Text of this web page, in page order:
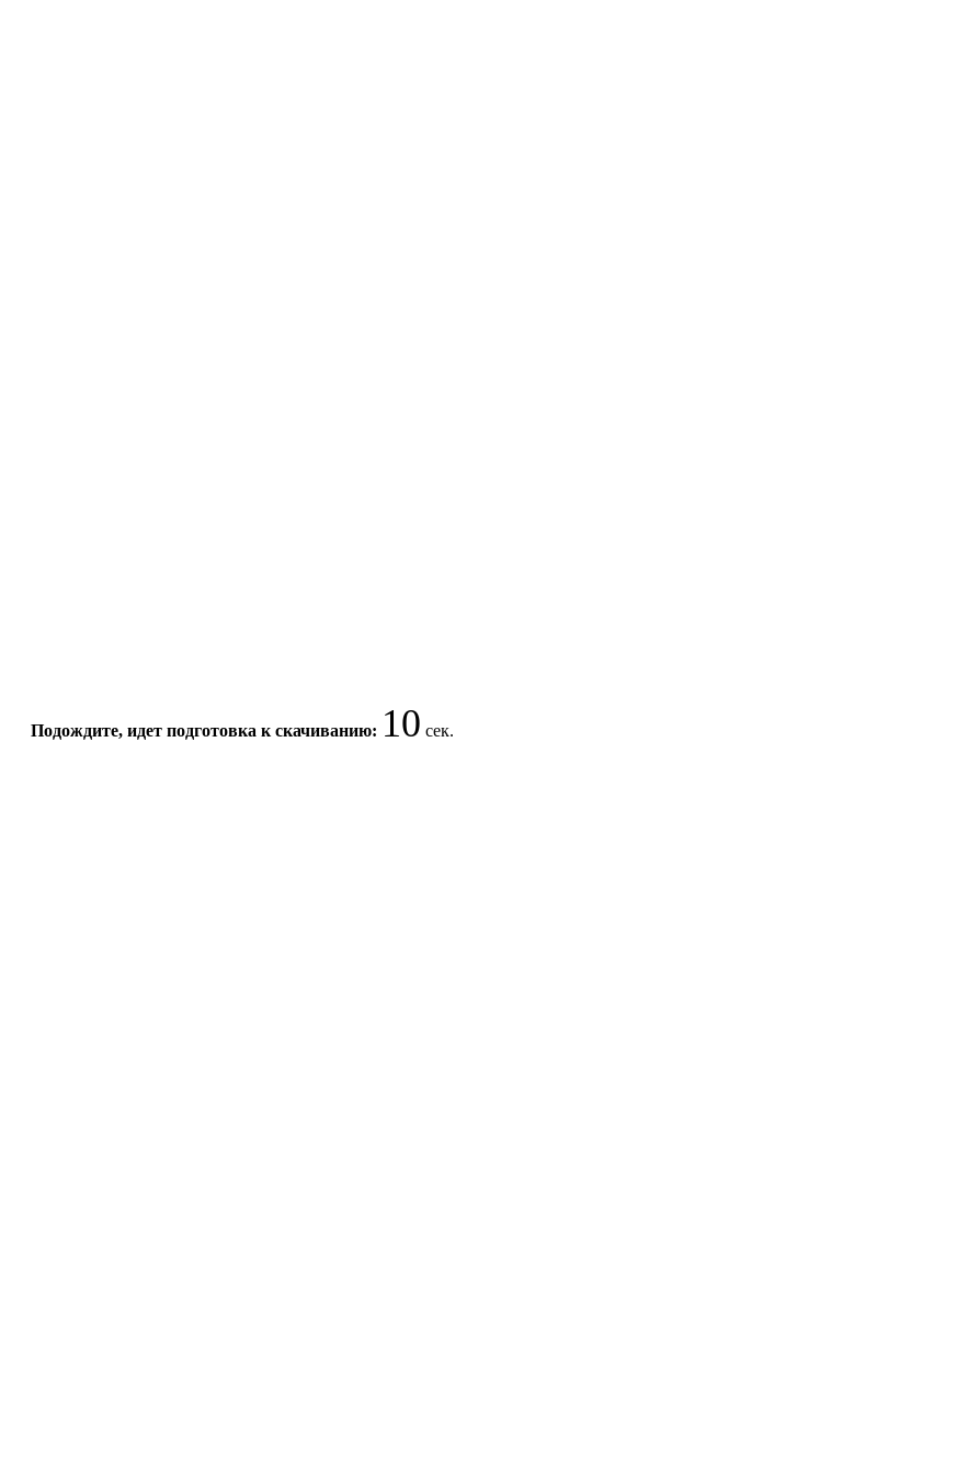
Подождите, идет подготовка к скачиванию: 10 сек.